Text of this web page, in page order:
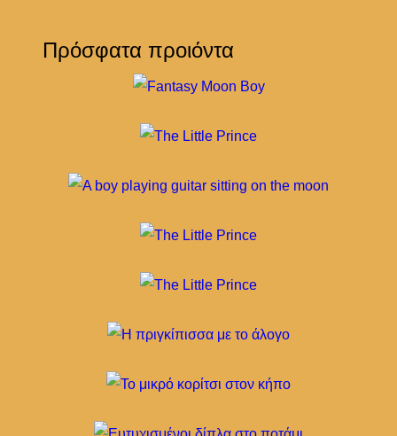
Πρόσφατα προιόντα